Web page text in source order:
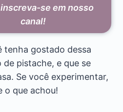
se em nosso
canal!
tenha gostado dessa
pistache, e que se
Se você experimentar,
o que achou!